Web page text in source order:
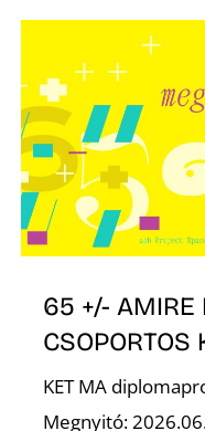
65 +/- AMIRE
CSOPORTOS
KET MA
Megnyitó: